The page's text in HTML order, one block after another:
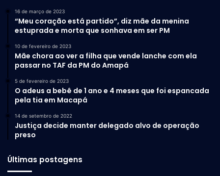
16 de março de 2023
“Meu coração está partido”, diz mãe da menina
estuprada e morta que sonhava em ser PM
10 de fevereiro de 2023
Mãe chora ao ver a filha que vende lanche com ela
passar no TAF da PM do Amapá
5 de fevereiro de 2023
O adeus a bebê de 1 ano e 4 meses que foi espancada
pela tia em Macapá
14 de setembro de 2022
Justiça decide manter delegado alvo de operação
preso
Últimas postagens